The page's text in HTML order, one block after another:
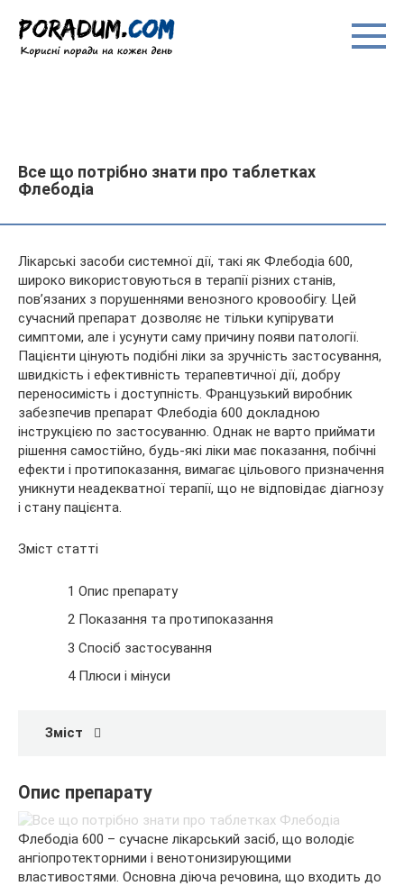
вмісту
Все що потрібно знати про таблетках
Флебодіа
Лікарські засоби системної дії, такі як Флебодіа 600,
широко використовуються в терапії різних станів,
пов’язаних з порушеннями венозного кровообігу. Цей
сучасний препарат дозволяє не тільки купірувати
симптоми, але і усунути саму причину появи патології.
Пацієнти цінують подібні ліки за зручність застосування,
швидкість і ефективність терапевтичної дії, добру
переносимість і доступність. Французький виробник
забезпечив препарат Флебодіа 600 докладною
інструкцією по застосуванню. Однак не варто приймати
рішення самостійно, будь-які ліки має показання, побічні
ефекти і протипоказання, вимагає цільового призначення
уникнути неадекватної терапії, що не відповідає діагнозу
і стану пацієнта.
Зміст статті
1 Опис препарату
2 Показання та протипоказання
3 Спосіб застосування
4 Плюси і мінуси
Зміст
Опис препарату
Флебодіа 600 – сучасне лікарський засіб, що володіє
ангіопротекторними і венотонизирующими
властивостями. Основна діюча речовина, що входить до